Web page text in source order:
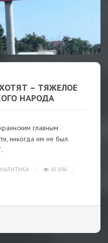
– ТЯЖЕЛОЕ
НАРОДА
главным
никогда им не был.
10 896